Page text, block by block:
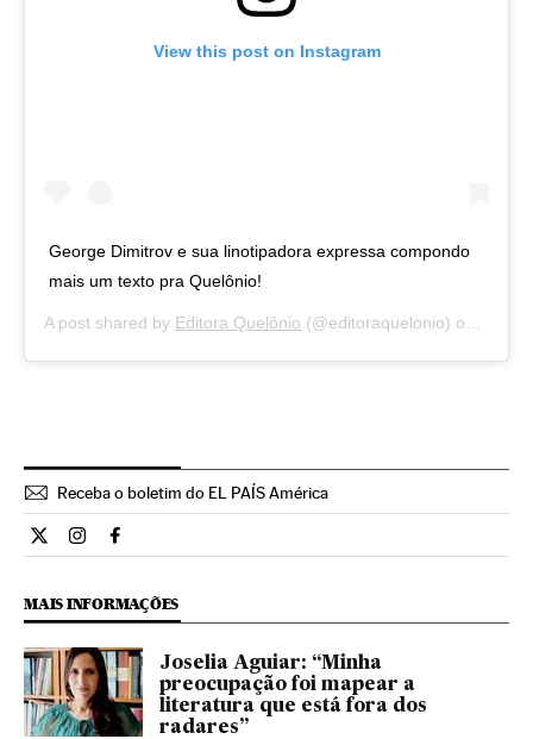
View this post on Instagram
George Dimitrov e sua linotipadora expressa compondo
mais um texto pra Quelônio!
A post shared by Editora Quelônio (@editoraquelonio) on
Receba o boletim do EL PAÍS América
Cultura El País Brasil en Twitter
Cultura El País Brasil en Instagram
Cultura El País Brasil en Facebook
MAIS INFORMAÇÕES
Joselia Aguiar: “Minha
preocupação foi mapear a
literatura que está fora dos
radares”